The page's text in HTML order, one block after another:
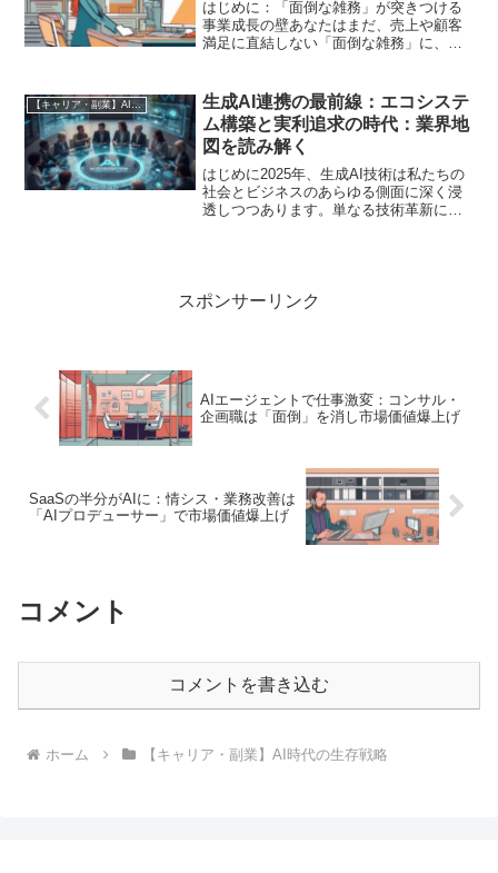
はじめに：「面倒な雑務」が突きつける
事業成長の壁あなたはまだ、売上や顧客
満足に直結しない「面倒な雑務」に、貴
って、時間とリソースは最大の資産であ
り、同時に最大の制約でも...
【キャリア・副業】AI時代の生存戦略
生成AI連携の最前線：エコシステ
ム構築と実利追求の時代：業界地
図を読み解く
はじめに2025年、生成AI技術は私たちの
社会とビジネスのあらゆる側面に深く浸
透しつつあります。単なる技術革新に留
スポンサーリンク
AIエージェントで仕事激変：コンサル・
企画職は「面倒」を消し市場価値爆上げ
SaaSの半分がAIに：情シス・業務改善は
「AIプロデューサー」で市場価値爆上げ
コメント
コメントを書き込む
ホーム 【キャリア・副業】AI時代の生存戦略